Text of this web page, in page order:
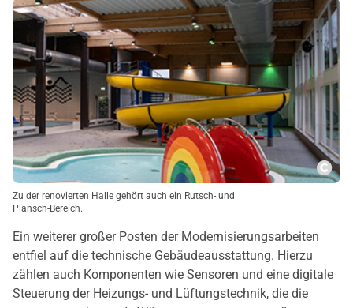
Zu der renovierten Halle gehört auch ein Rutsch- und
Plansch-Bereich.
Ein weiterer großer Posten der Modernisierungsarbeiten
entfiel auf die technische Gebäudeausstattung. Hierzu
zählen auch Komponenten wie Sensoren und eine digitale
Steuerung der Heizungs- und Lüftungstechnik, die die